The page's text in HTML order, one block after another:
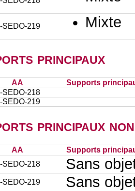
SEDO-219 Mixte
principaux
AA
Supports
SEDO-218
SEDO-219
principaux
AA
Supports
SEDO-218
Sans
SEDO-219 Sans